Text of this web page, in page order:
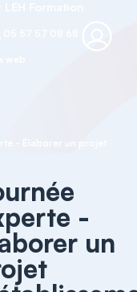
-
un